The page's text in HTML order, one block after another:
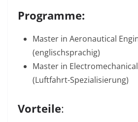
Programme:
Master in Aeronautical
(englischsprachig)
Master in
(Luftfahrt-Spezialisierung)
Vorteile: